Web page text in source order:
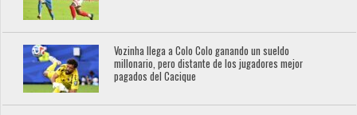
Vozinha llega a Colo Colo ganando un sueldo
millonario, pero distante de los jugadores mejor
pagados del Cacique